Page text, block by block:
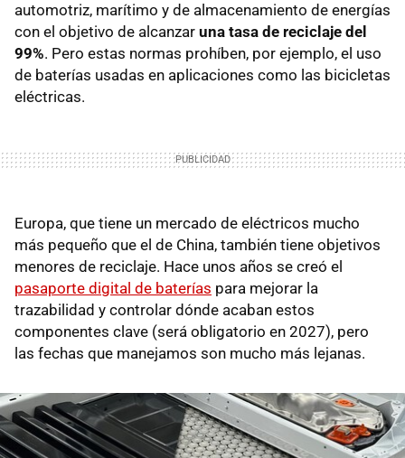
automotriz, marítimo y de almacenamiento de energías
con el objetivo de alcanzar una tasa de reciclaje del
99%. Pero estas normas prohíben, por ejemplo, el uso
de baterías usadas en aplicaciones como las bicicletas
eléctricas.
Europa, que tiene un mercado de eléctricos mucho
más pequeño que el de China, también tiene objetivos
menores de reciclaje. Hace unos años se creó el
pasaporte digital de baterías para mejorar la
trazabilidad y controlar dónde acaban estos
componentes clave (será obligatorio en 2027), pero
las fechas que manejamos son mucho más lejanas.